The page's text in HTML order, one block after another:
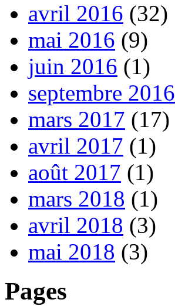
avril 2016 (32)
mai 2016 (9)
juin 2016 (1)
septembre 2016
mars 2017 (17)
avril 2017 (1)
août 2017 (1)
mars 2018 (1)
avril 2018 (3)
mai 2018 (3)
Pages